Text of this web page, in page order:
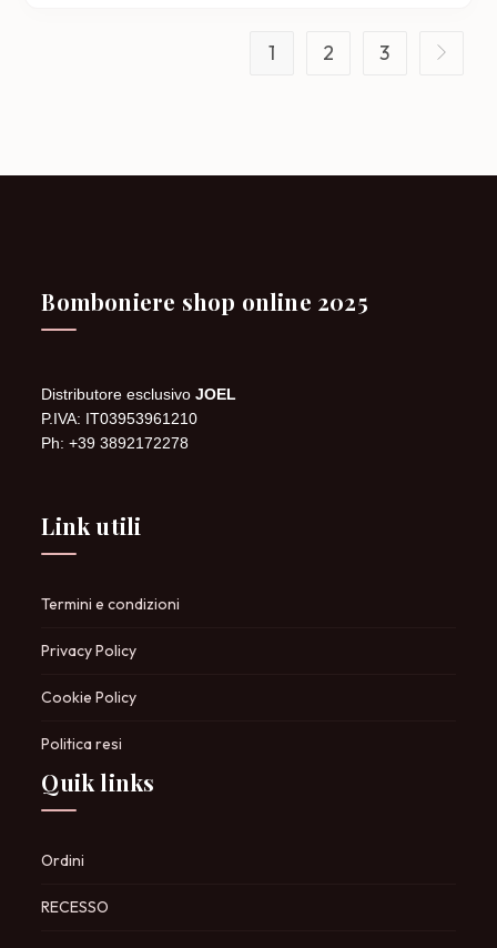
1 2 3
Bomboniere shop online 2025
Distributore esclusivoJOEL
P.IVA: IT03953961210
Ph: +39 3892172278
Link utili
Termini e condizioni
Privacy Policy
Cookie Policy
Politica resi
Quik links
Ordini
RECESSO